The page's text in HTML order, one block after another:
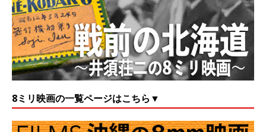
8ミリ映画の一覧ページはこちら▼